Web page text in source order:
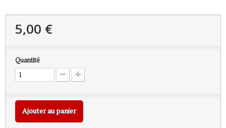
5,00 €
Quantité
Ajouter au panier